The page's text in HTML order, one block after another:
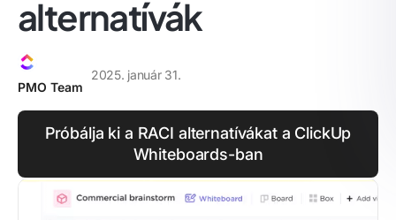
alternatívák
PMO Team
2025. január 31.
Próbálja ki a RACI alternatívákat a ClickUp
Whiteboards-ban